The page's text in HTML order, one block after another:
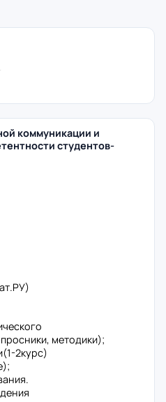
коммуникации и
студентов-
)
методики);
2курс)